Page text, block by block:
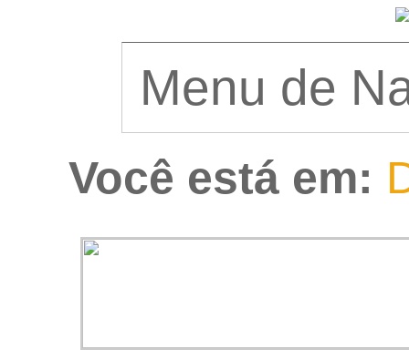
Você está em: